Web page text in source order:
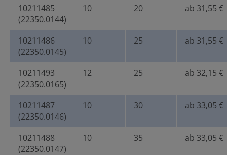
10211485
(22350.0144)
10 20 ab 31,55 €
10211486
(22350.0145)
10 25 ab 31,55 €
10211493
(22350.0165)
12 25 ab 32,15 €
10211487
(22350.0146)
10 30 ab 33,05 €
10211488
(22350.0147)
10 35 ab 33,05 €